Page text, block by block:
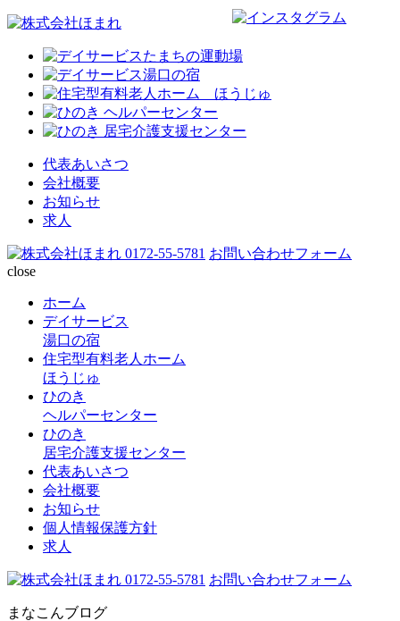
代表あいさつ
会社概要
お知らせ
求人
0172-55-5781 お問い合わせフォーム
close
ホーム
デイサービス
湯口の宿
住宅型有料老人ホーム
ほうじゅ
ひのき
ヘルパーセンター
ひのき
居宅介護支援センター
代表あいさつ
会社概要
お知らせ
個人情報保護方針
求人
0172-55-5781 お問い合わせフォーム
まなこんブログ